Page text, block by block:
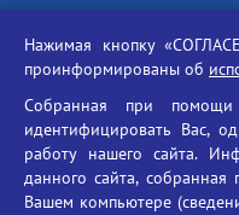
Единый портал
Противодействие угрозам
Социальные ролики -
Противодействие коррупции
БГУ против наркотиков
Нажимая кнопку
проинформированы об
Собранная при
идентифицировать Вас,
работу нашего сайта.
данного сайта,
Вашем компьютере